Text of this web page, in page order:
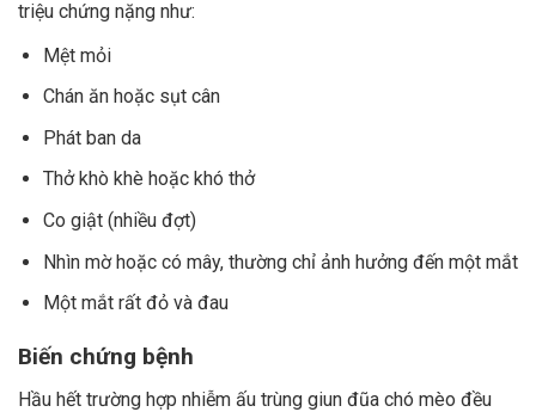
triệu chứng nặng như:
Mệt mỏi
Chán ăn hoặc sụt cân
Phát ban da
Thở khò khè hoặc khó thở
Co giật (nhiều đợt)
Nhìn mờ hoặc có mây, thường chỉ ảnh hưởng đến một mắt
Một mắt rất đỏ và đau
Biến chứng bệnh
Hầu hết trường hợp nhiễm ấu trùng giun đũa chó mèo đều